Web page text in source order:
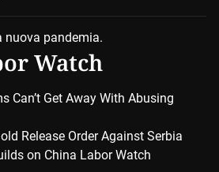
nuova pandemia.
Watch
Can’t Get Away With Abusing
Release Order Against Serbia
on China Labor Watch